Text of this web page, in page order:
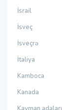
İsrail
İsveç
İsveçrə
İtaliya
Kamboca
Kanada